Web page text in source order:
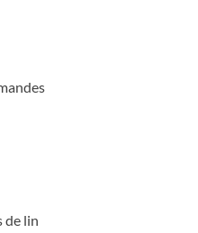
de lin